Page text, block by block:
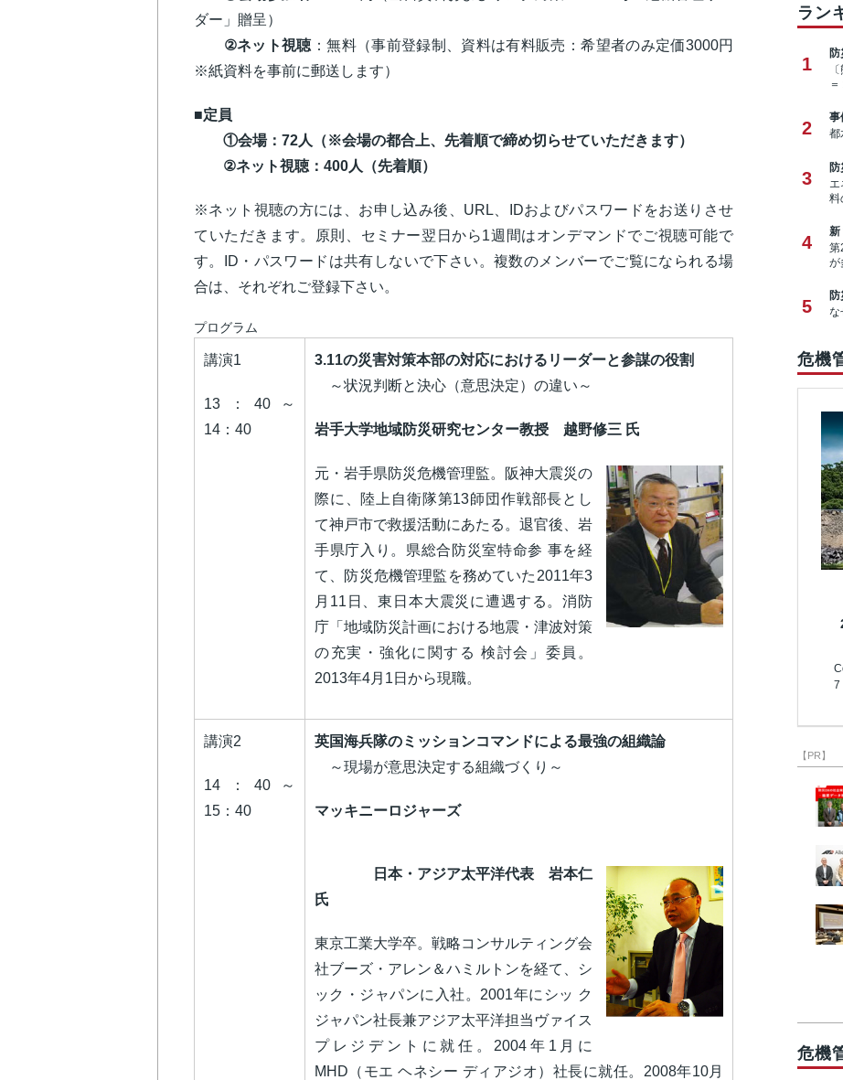
ダー」贈呈）
②ネット視聴：無料（事前登録制、資料は有料販売：希望者のみ定価3000円
※紙資料を事前に郵送します）
■定員
①会場：72人（※会場の都合上、先着順で締め切らせていただきます）
②ネット視聴：400人（先着順）
※ネット視聴の方には、お申し込み後、URL、IDおよびパスワードをお送りさせ
ていただきます。原則、セミナー翌日から1週間はオンデマンドでご視聴可能で
す。ID・パスワードは共有しないで下さい。複数のメンバーでご覧になられる場
合は、それぞれご登録下さい。
プログラム
講演1
13：40～
14：40
3.11の災害対策本部の対応におけるリーダーと参謀の役割
～状況判断と決心（意思決定）の違い～
岩手大学地域防災研究センター教授 越野修三 氏
元・岩手県防災危機管理監。阪神大震災の
際に、陸上自衛隊第13師団作戦部長とし
て神戸市で救援活動にあたる。退官後、岩
手県庁入り。県総合防災室特命参 事を経
て、防災危機管理監を務めていた2011年3
月11日、東日本大震災に遭遇する。消防
庁「地域防災計画における地震・津波対策
の充実・強化に関する 検討会」委員。
2013年4月1日から現職。
講演2
14：40～
15：40
英国海兵隊のミッションコマンドによる最強の組織論
～現場が意思決定する組織づくり～
マッキニーロジャーズ
日本・アジア太平洋代表 岩本仁
氏
東京工業大学卒。戦略コンサルティング会
社ブーズ・アレン＆ハミルトンを経て、シ
ック・ジャパンに入社。2001年にシッ ク
ジャパン社長兼アジア太平洋担当ヴァイス
プレジデントに就任。2004年1月に
MHD（モエ ヘネシー ディアジオ）社長に就任。2008年10月
ラン
1
2
事
都
3
料
4
新
第
が
5
な
危機
7
【PR】
危機